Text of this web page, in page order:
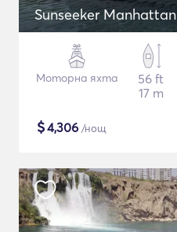
Sunseeker
Моторна яхта
56 ft
17 m
$4,306 /нощ